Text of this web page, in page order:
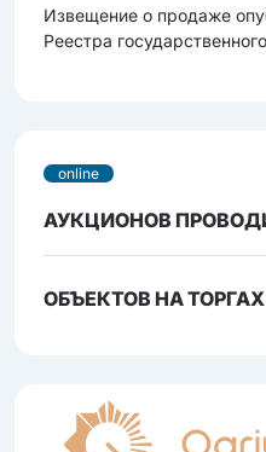
Извещение о продаже
Реестра
online
АУКЦИОНОВ
ОБЪЕКТОВ НА ТОРГАХ